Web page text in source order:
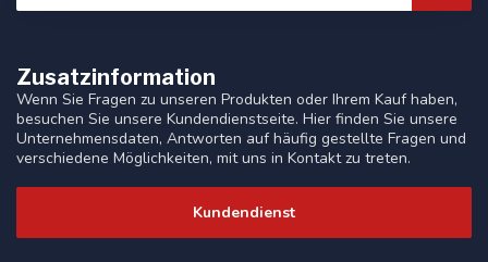
Zusatzinformation
Wenn Sie Fragen zu unseren Produkten oder Ihrem Kauf haben,
besuchen Sie unsere Kundendienstseite. Hier finden Sie unsere
Unternehmensdaten, Antworten auf häufig gestellte Fragen und
verschiedene Möglichkeiten, mit uns in Kontakt zu treten.
Kundendienst